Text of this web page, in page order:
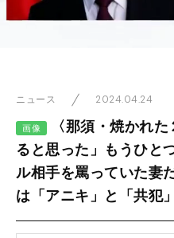
ニュース 2024.04.24
画像
〈那須・焼かれ
ると思った」もうひと
ル相手を罵っていた妻
は「アニキ」と「共犯